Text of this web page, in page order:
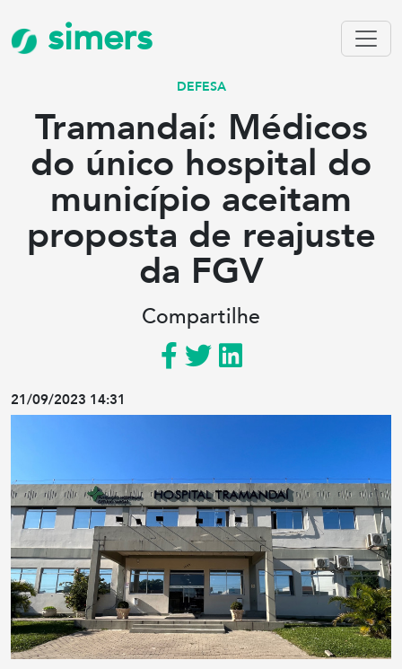
simers
DEFESA
Tramandaí: Médicos
do único hospital do
município aceitam
proposta de reajuste
da FGV
Compartilhe
21/09/2023 14:31